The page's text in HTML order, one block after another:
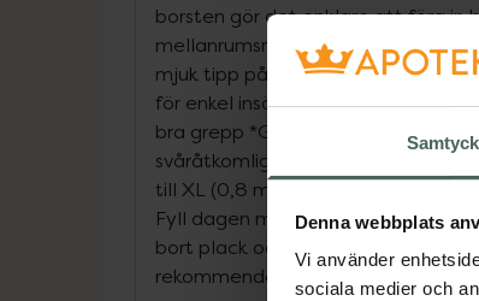
Denna webbplats
Vi använder
sociala medier och
borsten gör det enklare att föra in
mellanrumsrengöringen blir mer
mjuk tipp på borsten hjälper till att
för enkel insättning mellan
bra grepp *Ger en effektiv
svåråtkomliga områden *Finns i 6
till XL (0,8 mm) *Storlekar och
Fyll dagen med skratt och stora
bort plack och matrester med
rekommenderar daglig rengöring